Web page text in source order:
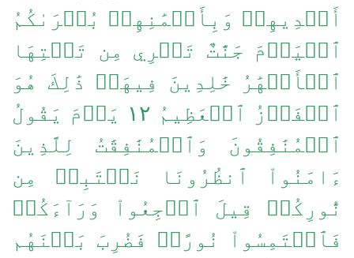
أَيۡدِيهِمۡ وَبِأَيۡمَٰنِهِمۖ بُشۡرَىٰكُمُ
ٱلۡيَوۡمَ جَنَّٰتٌ تَجۡرِي مِن تَحۡتِهَا
ٱلۡأَنۡهَٰرُ خَٰلِدِينَ فِيهَاۚ ذَٰلِكَ هُوَ
ٱلۡفَوۡزُ ٱلۡعَظِيمُ ١٢ يَوۡمَ يَقُولُ
ٱلۡمُنَٰفِقُونَ وَٱلۡمُنَٰفِقَٰتُ لِلَّذِينَ
ءَامَنُواْ ٱنظُرُونَا نَقۡتَبِسۡ مِن
نُّورِكُمۡ قِيلَ ٱرۡجِعُواْ وَرَآءَكُمۡ
فَٱلۡتَمِسُواْ نُورًاۖ فَضُرِبَ بَيۡنَهُم